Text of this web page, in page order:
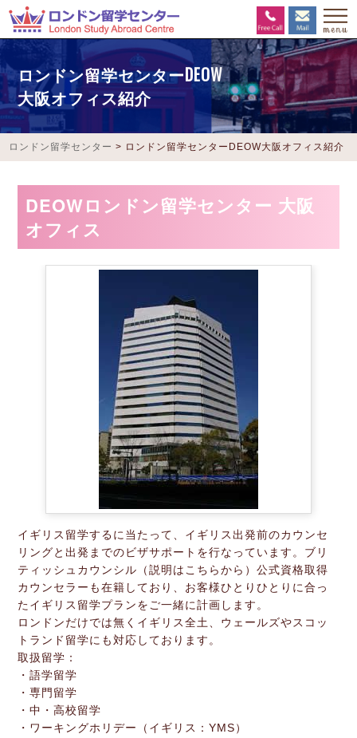
ロンドン留学センターDEOW
大阪オフィス紹介
ロンドン留学センター > ロンドン留学センターDEOW大阪オフィス紹介
DEOWロンドン留学センター 大阪
オフィス
イギリス留学するに当たって、イギリス出発前のカウンセ
リングと出発までのビザサポートを行なっています。ブリ
ティッシュカウンシル（説明はこちらから）公式資格取得
カウンセラーも在籍しており、お客様ひとりひとりに合っ
たイギリス留学プランをご一緒に計画します。
ロンドンだけでは無くイギリス全土、ウェールズやスコッ
トランド留学にも対応しております。
取扱留学：
・語学留学
・専門留学
・中・高校留学
・ワーキングホリデー（イギリス：YMS）